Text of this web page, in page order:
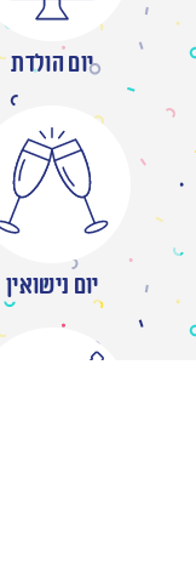
יום הולדת
יום נישואין